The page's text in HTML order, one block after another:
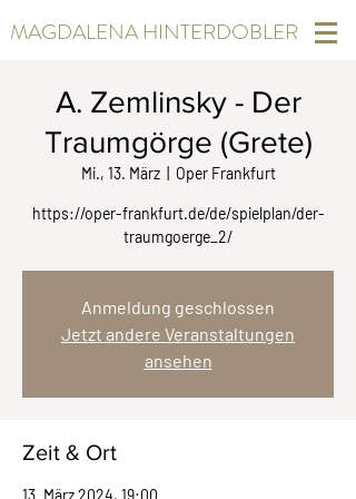
MAGDALENA HINTERDOBLER
A. Zemlinsky - Der
Traumgörge (Grete)
Mi., 13. März
  |
Oper Frankfurt
https://oper-frankfurt.de/de/spielplan/der-
traumgoerge_2/
Anmeldung geschlossen
Jetzt andere Veranstaltungen
ansehen
Zeit & Ort
13. März 2024, 19:00